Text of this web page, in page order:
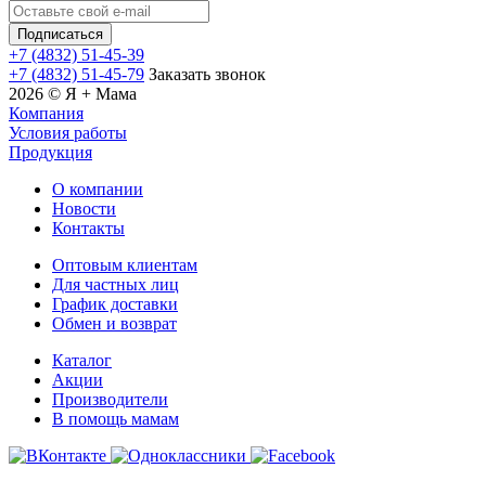
+7 (4832) 51-45-39
+7 (4832) 51-45-79 Заказать звонок
2026 © Я + Мама
Компания
Условия работы
Продукция
О компании
Новости
Контакты
Оптовым клиентам
Для частных лиц
График доставки
Обмен и возврат
Каталог
Акции
Производители
В помощь мамам